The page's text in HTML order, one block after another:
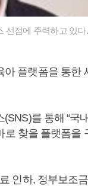
선점에 주력하고 있다.
플랫폼을 통한
를 통해 “국
로 찾을 플랫폼을
인하, 정부보조